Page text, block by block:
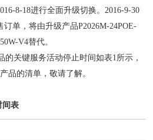
8-18进行全面升级切换。2016-9-30
单，将由升级产品P2026M-24POE-
V4替代。
关键服务活动停止时间如表1所示，
品的清单，敬请了解。
间表